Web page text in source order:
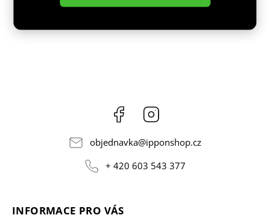
Facebook
objednavka@ipponshop.cz
+ 420 603 543 377
INFORMACE PRO VÁS